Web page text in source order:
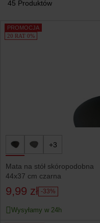
45 Produktów
Produkty
PROMOCJA
20 RAT 0%
+3
Mata na stół skóropodobna
44x37 cm czarna
9,99 zł -33%
Wysyłamy w 24h